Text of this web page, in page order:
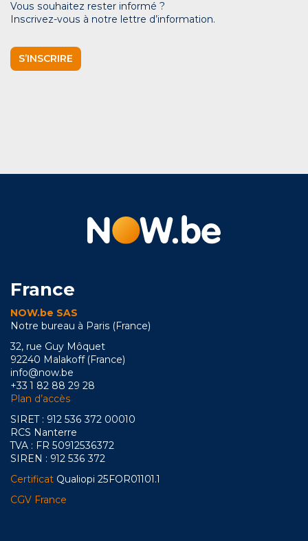
Vous souhaitez rester informé ?
Inscrivez-vous à notre lettre d’information.
S’INSCRIRE
France
NOW.be SAS
Notre bureau à Paris (France)
32, rue Guy Môquet
92240 Malakoff (France)
info@now.be
+33 1 82 88 29 28
Plan d’accès
SIRET : 912 536 372 00010
RCS Nanterre
TVA : FR 50912536372
SIREN : 912 536 372
Certificat Qualiopi 25FOR01101.1
CGV France